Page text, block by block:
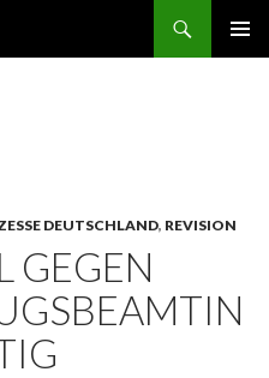
DEUTSCHLAND, REVISION
GEGEN